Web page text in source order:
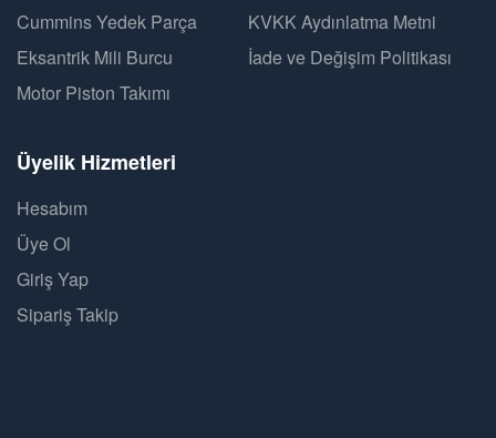
Cummins Yedek Parça
Eksantrik Mili Burcu
Motor Piston Takımı
KVKK Aydınlatma Metni
İade ve Değişim Politikası
Üyelik Hizmetleri
Hesabım
Üye Ol
Giriş Yap
Sipariş Takip